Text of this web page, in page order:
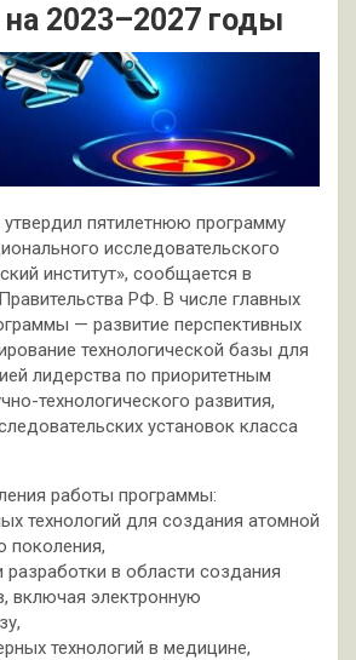
на 2023–2027 годы
пятилетнюю программу
исследовательского
институт», сообщается в
РФ. В числе главных
— развитие перспективных
технологической базы для
лидерства по приоритетным
технологического развития,
установок класса
работы программы:
технологий для создания атомной
поколения,
в области создания
включая электронную
технологий в медицине,